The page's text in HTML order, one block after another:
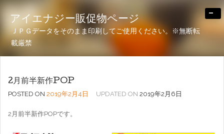
アイエナジー販促物ページ
ＪＰＧデータをそのまま印刷してご使用ください。※無断転
載厳禁
-
2月前半新作POP
POSTED ON 2019年2月4日 UPDATED ON 2019年2月6日
2月前半新作POPです。